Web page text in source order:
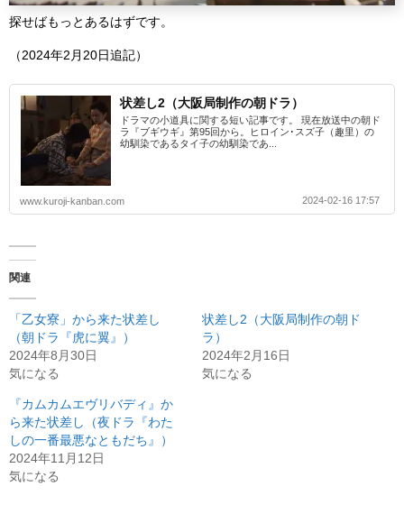
探せばもっとあるはずです。
（2024年2月20日追記）
状差し2（大阪局制作の朝ドラ）
ドラマの小道具に関する短い記事です。 現在放送中の朝ド
ラ『ブギウギ』第95回から。ヒロイン･スズ子（趣里）の
幼馴染であるタイ子の幼馴染であ...
www.kuroji-kanban.com 2024-02-16 17:57
関連
「乙女寮」から来た状差し
（朝ドラ『虎に翼』）
2024年8月30日
気になる
状差し2（大阪局制作の朝ド
ラ）
2024年2月16日
気になる
『カムカムエヴリバディ』か
ら来た状差し（夜ドラ『わた
しの一番最悪なともだち』）
2024年11月12日
気になる